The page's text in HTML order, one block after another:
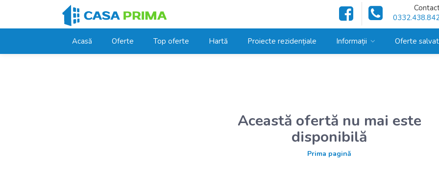
Acasă Oferte Top oferte Hartă Proiecte rezidențiale Informații Oferte
Această ofertă nu mai este
disponibilă
Prima pagină